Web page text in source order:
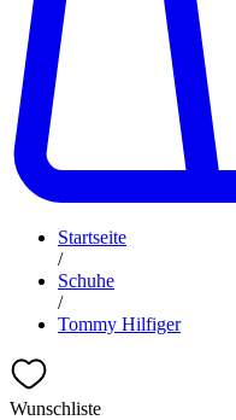
Startseite
/
Schuhe
/
Tommy Hilfiger
Wunschliste